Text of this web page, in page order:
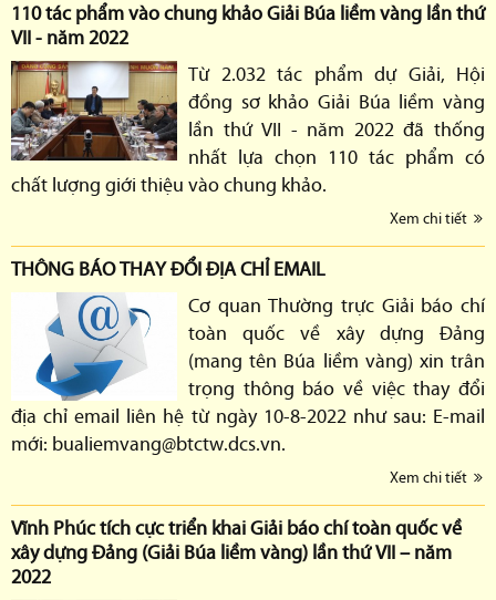
110 tác phẩm vào chung khảo Giải Búa liềm vàng lần thứ
VII - năm 2022
Từ 2.032 tác phẩm dự Giải, Hội
đồng sơ khảo Giải Búa liềm vàng
lần thứ VII - năm 2022 đã thống
nhất lựa chọn 110 tác phẩm có
chất lượng giới thiệu vào chung khảo.
Xem chi tiết
THÔNG BÁO THAY ĐỔI ĐỊA CHỈ EMAIL
Cơ quan Thường trực Giải báo chí
toàn quốc về xây dựng Đảng
(mang tên Búa liềm vàng) xin trân
trọng thông báo về việc thay đổi
địa chỉ email liên hệ từ ngày 10-8-2022 như sau: E-mail
mới: bualiemvang@btctw.dcs.vn.
Xem chi tiết
Vĩnh Phúc tích cực triển khai Giải báo chí toàn quốc về
xây dựng Đảng (Giải Búa liềm vàng) lần thứ VII – năm
2022